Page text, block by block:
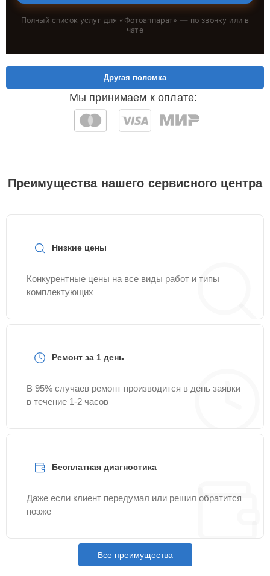
Полный список услуг для « Фотоаппарат» — по звонку или в
чате
Мы принимаем к оплате:
Другая поломка
Преимущества нашего сервисного центра
Низкие цены
Конкурентные цены на все виды работ и типы
комплектующих
Ремонт за 1 день
В 95% случаев ремонт производится в день заявки
в течение 1-2 часов
Бесплатная диагностика
Даже если клиент передумал или решил обратится
позже
Все преимущества